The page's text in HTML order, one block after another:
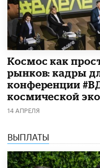
Космос как
рынков: кадры
конференции
космической
14 АПРЕЛЯ
ВЫПЛАТЫ